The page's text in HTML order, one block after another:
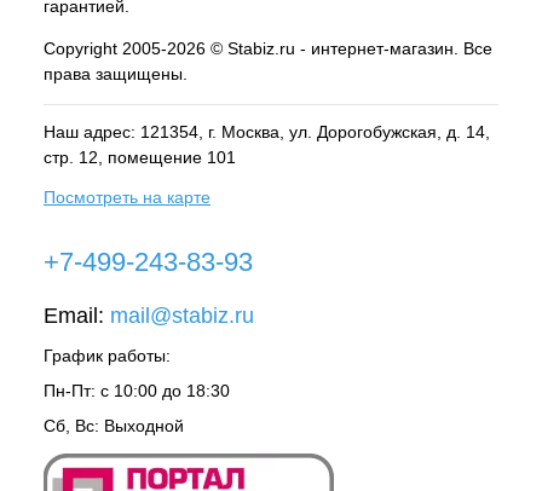
гарантией.
Copyright 2005-2026 © Stabiz.ru - интернет-магазин. Все
права защищены.
Наш адрес: 121354, г. Москва , ул. Дорогобужская, д. 14,
стр. 12, помещение 101
Посмотреть на карте
+7-499-243-83-93
Email: mail@stabiz.ru
График работы:
Пн-Пт: с 10:00 до 18:30
Сб, Вс: Выходной